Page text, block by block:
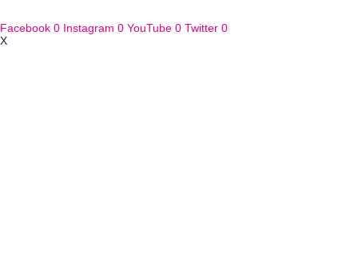
Facebook 0 Instagram 0 YouTube 0 Twitter 0
X